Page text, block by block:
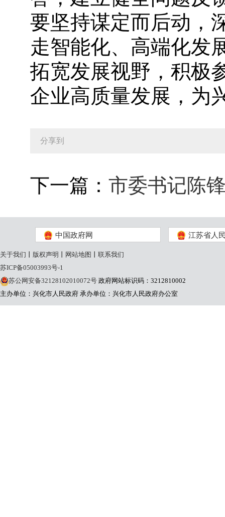
要坚持谋定而后动，
走智能化、高端化发
拓宽发展视野，积极
企业高质量发展，为
分享到
下一篇： 市委书记陈
中国政府网 江苏省人
关于我们 版权声明 网站地图
联系我们
苏ICP备05003993号-1
苏公网安备32128102010072号 政府网站标识码：3212810002
主办单位：兴化市人民政府 承办单位：兴化市人民政府办公室